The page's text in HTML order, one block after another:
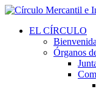
EL CÍRCULO
Órganos